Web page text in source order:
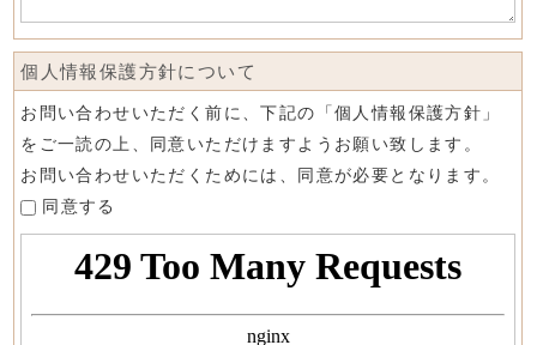
個人情報保護方針について
お問い合わせいただく前に、下記の「個人情報保護方針」
をご一読の上、同意いただけますようお願い致します。
お問い合わせいただくためには、同意が必要となります。
同意する